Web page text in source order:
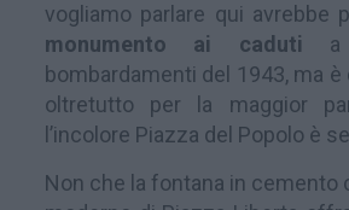
vogliamo parlare qui avrebbe
monumento ai caduti a
bombardamenti del 1943, ma
oltretutto per la maggior
l’incolore Piazza del Popolo è
Non che la fontana in cemento